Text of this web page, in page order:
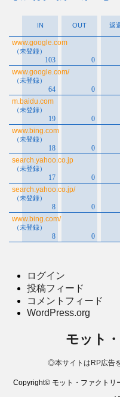
ログイン
投稿フィード
コメントフィード
WordPress.org
モット
◎本サイトはRP広告
Copyright© モット・ファクト